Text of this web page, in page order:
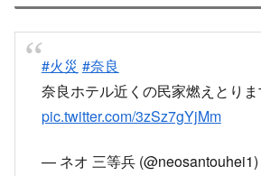
#火災 #奈良
奈良ホテル近くの民家燃えとり
pic.twitter.com/3zSz7gYjMm
— ネオ 三等兵 (@neosantouhei1)